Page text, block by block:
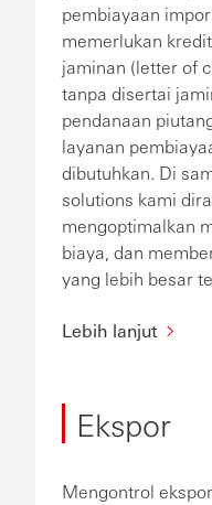
pembiayaan
memerlukan
jaminan (letter of
tanpa disertai
pendanaan
layanan
dibutuhkan. Di
solutions kami
mengoptimalkan
biaya, dan
yang lebih besar
Lebih lanjut
Ekspor
Mengontrol